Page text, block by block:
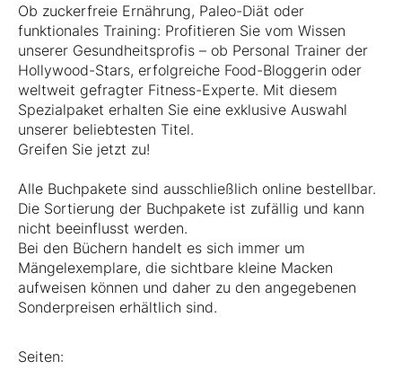
Ob zuckerfreie Ernährung, Paleo-Diät oder
funktionales Training: Profitieren Sie vom Wissen
unserer Gesundheitsprofis – ob Personal Trainer der
Hollywood-Stars, erfolgreiche Food-Bloggerin oder
weltweit gefragter Fitness-Experte. Mit diesem
Spezialpaket erhalten Sie eine exklusive Auswahl
unserer beliebtesten Titel.
Greifen Sie jetzt zu!
Alle Buchpakete sind ausschließlich online bestellbar.
Die Sortierung der Buchpakete ist zufällig und kann
nicht beeinflusst werden.
Bei den Büchern handelt es sich immer um
Mängelexemplare, die sichtbare kleine Macken
aufweisen können und daher zu den angegebenen
Sonderpreisen erhältlich sind.
Seiten: